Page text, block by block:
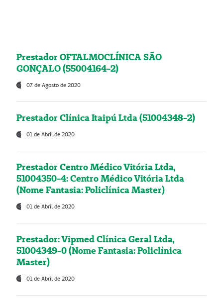
Prestador OFTALMOCLÍNICA SÃO
GONÇALO (55004164-2)
07 de Agosto de 2020
Prestador Clínica Itaipú Ltda (51004348-2)
01 de Abril de 2020
Prestador Centro Médico Vitória Ltda,
51004350-4: Centro Médico Vitória Ltda
(Nome Fantasia: Policlínica Master)
01 de Abril de 2020
Prestador: Vipmed Clínica Geral Ltda,
51004349-0 (Nome Fantasia: Policlínica
Master)
01 de Abril de 2020